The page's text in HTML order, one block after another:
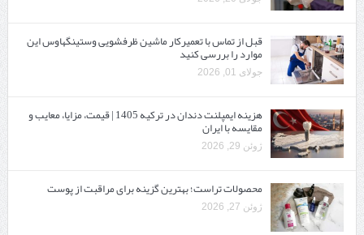
قبل از تماس با تعمیرکار ماشین ظرفشویی وستینگهاوس این
موارد را بررسی کنید
جولای 01, 2026
هزینه ایمپلنت دندان در ترکیه 1405 | قیمت، مزایا، معایب و
مقایسه با ایران
ژوئن 29, 2026
محصولات تراست؛ بهترین گزینه برای مراقبت از پوست
ژوئن 27, 2026